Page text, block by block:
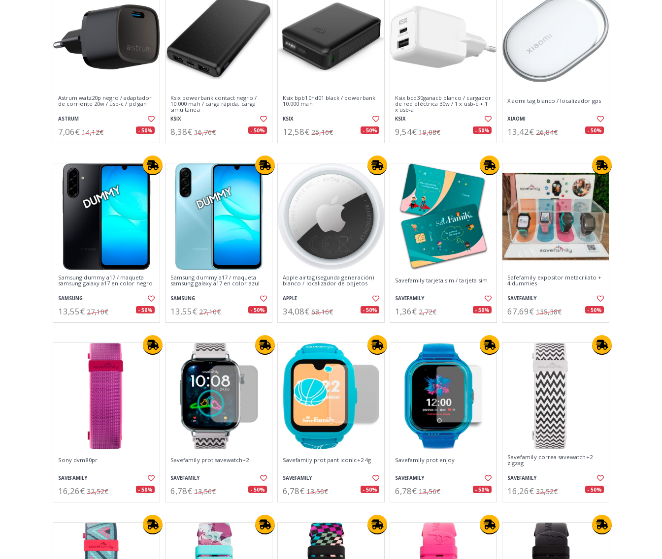
Astrum watz20p negro / adaptador
de corriente 20w / usb-c / pd gan
ASTRUM
7,06€ 14,12€ - 50%
Ksix powerbank contact negro /
10.000 mah / carga rápida, carga
simultánea
KSIX
8,38€ 16,76€ - 50%
Ksix bpb10hd01 black / powerbank
10.000 mah
KSIX
12,58€ 25,16€ - 50%
Ksix bcd30ganacb blanco / cargador
de red eléctrica 30w / 1 x usb-c + 1
x usb-a
KSIX
9,54€ 19,08€ - 50%
Xiaomi tag blanco / localizador gps
XIAOMI
13,42€ 26,84€ - 50%
Samsung dummy a17 / maqueta
samsung galaxy a17 en color negro
SAMSUNG
13,55€ 27,10€ - 50%
Samsung dummy a17 / maqueta
samsung galaxy a17 en color azul
SAMSUNG
13,55€ 27,10€ - 50%
Apple airtag (segunda generación)
blanco / localizador de objetos
APPLE
34,08€ 68,16€ - 50%
Savefamily tarjeta sim / tarjeta sim
SAVEFAMILY
1,36€ 2,72€ - 50%
Safefamily expositor metacrilato +
4 dummies
SAVEFAMILY
67,69€ 135,38€ - 50%
Sony dvm80pr
SAVEFAMILY
16,26€ 32,52€ - 50%
Savefamily prot savewatch+2
SAVEFAMILY
6,78€ 13,56€ - 50%
Savefamily prot pant iconic+2 4g
SAVEFAMILY
6,78€ 13,56€ - 50%
Savefamily prot enjoy
SAVEFAMILY
6,78€ 13,56€ - 50%
Savefamily correa savewatch+2
zigzag
SAVEFAMILY
16,26€ 32,52€ - 50%